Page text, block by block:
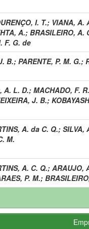
I. T.; VIANA, A.
A.; BRASILEIRO, A.
F. G. de
B.; PARENTE, P. M. G.;
A. L. D.; MACHADO, F. R.
J. B.;
A. da C. Q.; SILVA,
M.
A. C. Q.; ARAUJO,
P. M.;